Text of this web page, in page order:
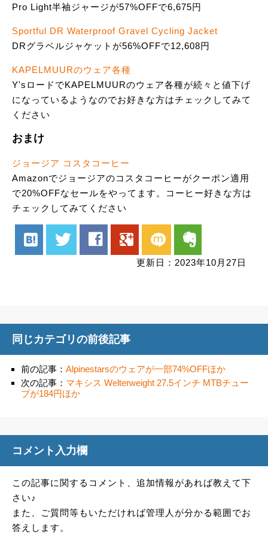
Pro Light半袖ジャージが57%OFFで6,675円
Sportful DR Waterproof Gravel Cycling Jacket
DRグラベルジャケットが56%OFFで12,608円
KAPELMUURのウェア各種
Y'sロードでKAPELMUURのウェア各種が続々と値下げ
になっているようなのでお好きな方はチェックしてみて
ください
おまけ
ジョージア コスタコーヒー
Amazonでジョージアのコスタコーヒーがクーポン適用
で20%OFFなセールをやってます。コーヒー好きな方は
チェックしてみてください
hatenabookmark twitter facebook google mixi evernote
更新日：2023年10月27日
同じカテゴリの前後記事
前の記事： Alpinestarsのウェアが一部74%OFFほか
次の記事： マキシス Welterweight 27.5インチ MTBチュー
ブが184円ほか
コメント入力欄
この記事に関するコメント、追加情報があれば教えて下
さい♪
また、ご質問等もいただければ管理人が分かる範囲でお
答えします。